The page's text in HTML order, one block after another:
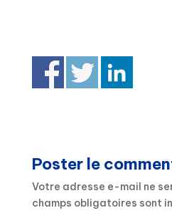
Poster le
Votre adresse e-mail ne
champs obligatoires sont